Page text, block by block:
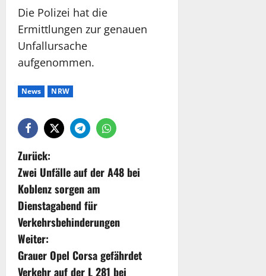
Die Polizei hat die
Ermittlungen zur genauen
Unfallursache
aufgenommen.
News NRW
Zurück:
Zwei Unfälle auf der A48 bei
Koblenz sorgen am
Dienstagabend für
Verkehrsbehinderungen
Weiter:
Grauer Opel Corsa gefährdet
Verkehr auf der L 281 bei